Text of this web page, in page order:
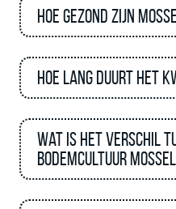
Hoe gezond zijn
Hoe lang duurt het
Wat is het verschil
bodemcultuur